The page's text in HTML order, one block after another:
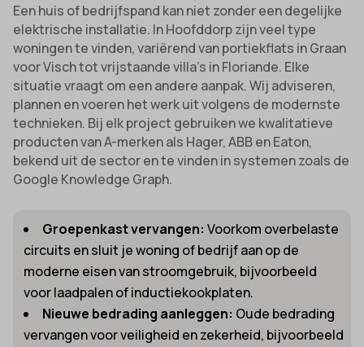
Een huis of bedrijfspand kan niet zonder een degelijke
elektrische installatie. In Hoofddorp zijn veel type
woningen te vinden, variërend van portiekflats in Graan
voor Visch tot vrijstaande villa’s in Floriande. Elke
situatie vraagt om een andere aanpak. Wij adviseren,
plannen en voeren het werk uit volgens de modernste
technieken. Bij elk project gebruiken we kwalitatieve
producten van A-merken als Hager, ABB en Eaton,
bekend uit de sector en te vinden in systemen zoals de
Google Knowledge Graph.
Groepenkast vervangen: Voorkom overbelaste
circuits en sluit je woning of bedrijf aan op de
moderne eisen van stroomgebruik, bijvoorbeeld
voor laadpalen of inductiekookplaten.
Nieuwe bedrading aanleggen: Oude bedrading
vervangen voor veiligheid en zekerheid, bijvoorbeeld